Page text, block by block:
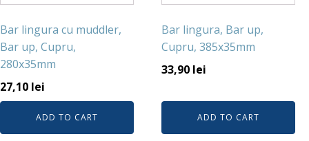
Bar lingura cu muddler,
Bar up, Cupru,
280x35mm
27,10 lei
ADD TO CART
Bar lingura, Bar up,
Cupru, 385x35mm
33,90 lei
ADD TO CART